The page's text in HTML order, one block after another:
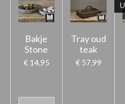
Bakje
Stone
€ 14,95
Tray oud
teak
€ 57,99